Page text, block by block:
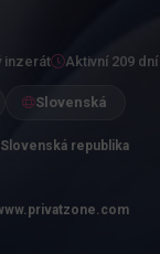
inzerát Aktivní 209 dní
Slovenská
republika